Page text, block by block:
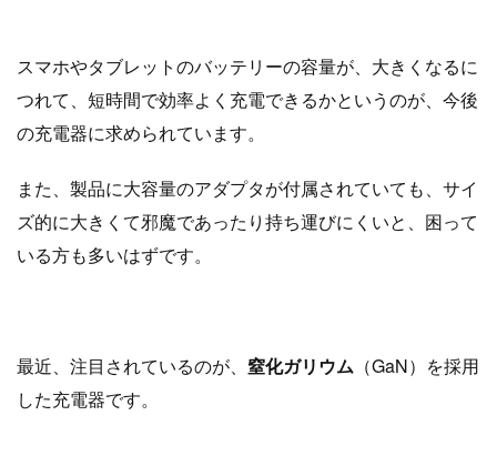
スマホやタブレットのバッテリーの容量が、大きくなるに
つれて、短時間で効率よく充電できるかというのが、今後
の充電器に求められています。
また、製品に大容量のアダプタが付属されていても、サイ
ズ的に大きくて邪魔であったり持ち運びにくいと、困って
いる方も多いはずです。
最近、注目されているのが、 窒化ガリウム （GaN）を採用
した充電器です。